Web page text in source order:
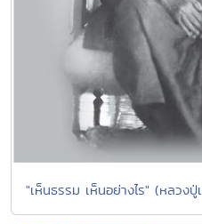
"เห็นธรรม เห็นอย่างไร" (หลวง